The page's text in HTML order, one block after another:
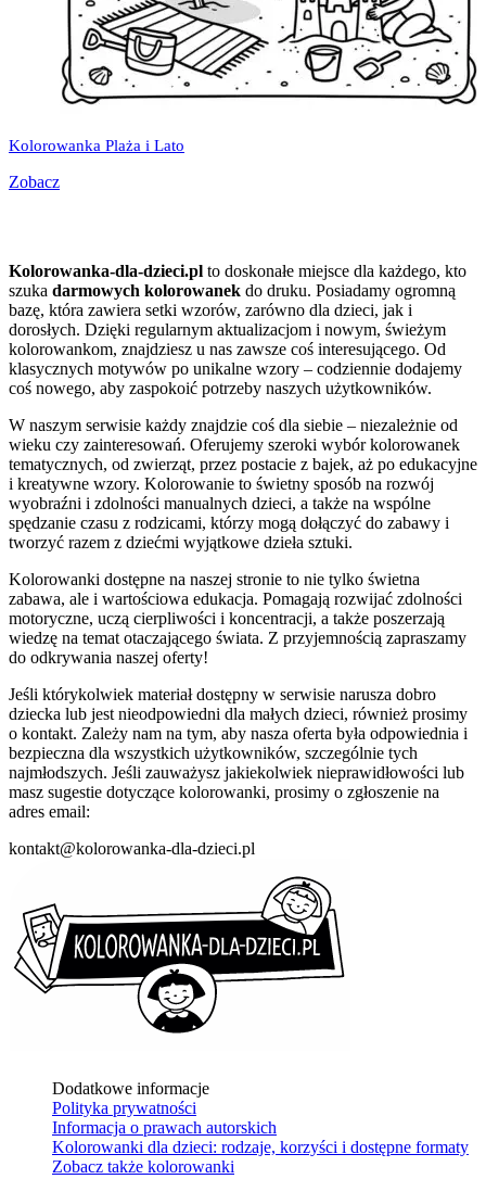
Kolorowanka Plaża i Lato
Zobacz
Kolorowanka-dla-dzieci.pl to doskonałe miejsce dla każdego, kto
szuka darmowych kolorowanek do druku. Posiadamy ogromną
bazę, która zawiera setki wzorów, zarówno dla dzieci, jak i
dorosłych. Dzięki regularnym aktualizacjom i nowym, świeżym
kolorowankom, znajdziesz u nas zawsze coś interesującego. Od
klasycznych motywów po unikalne wzory – codziennie dodajemy
coś nowego, aby zaspokoić potrzeby naszych użytkowników.
W naszym serwisie każdy znajdzie coś dla siebie – niezależnie od
wieku czy zainteresowań. Oferujemy szeroki wybór kolorowanek
tematycznych, od zwierząt, przez postacie z bajek, aż po edukacyjne
i kreatywne wzory. Kolorowanie to świetny sposób na rozwój
wyobraźni i zdolności manualnych dzieci, a także na wspólne
spędzanie czasu z rodzicami, którzy mogą dołączyć do zabawy i
tworzyć razem z dziećmi wyjątkowe dzieła sztuki.
Kolorowanki dostępne na naszej stronie to nie tylko świetna
zabawa, ale i wartościowa edukacja. Pomagają rozwijać zdolności
motoryczne, uczą cierpliwości i koncentracji, a także poszerzają
wiedzę na temat otaczającego świata. Z przyjemnością zapraszamy
do odkrywania naszej oferty!
Jeśli którykolwiek materiał dostępny w serwisie narusza dobro
dziecka lub jest nieodpowiedni dla małych dzieci, również prosimy
o kontakt. Zależy nam na tym, aby nasza oferta była odpowiednia i
bezpieczna dla wszystkich użytkowników, szczególnie tych
najmłodszych. Jeśli zauważysz jakiekolwiek nieprawidłowości lub
masz sugestie dotyczące kolorowanki, prosimy o zgłoszenie na
adres email:
kontakt@kolorowanka-dla-dzieci.pl
Dodatkowe informacje
Polityka prywatności
Informacja o prawach autorskich
Kolorowanki dla dzieci: rodzaje, korzyści i dostępne formaty
Zobacz także kolorowanki